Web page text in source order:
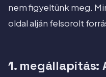
nem figyeltünk meg.
oldal alján felsorolt
1.